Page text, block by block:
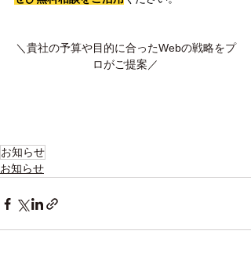
＼貴社の予算や目的に合ったWebの戦略をプ
ロがご提案／
お知らせ
お知らせ